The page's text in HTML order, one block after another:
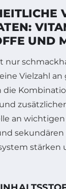
UND
nur
Vielzahl
die
zusätzlicher
an
stärken